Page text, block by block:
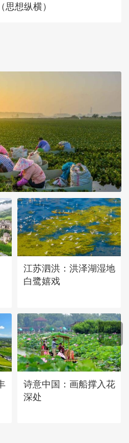
（思想纵横）
江苏泗洪：洪泽湖湿地
白鹭嬉戏
诗意中国：画船撑入花
深处